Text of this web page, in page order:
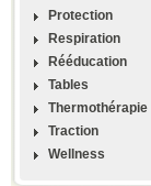
Protection
Respiration
Rééducation
Tables
Thermothérapie
Traction
Wellness